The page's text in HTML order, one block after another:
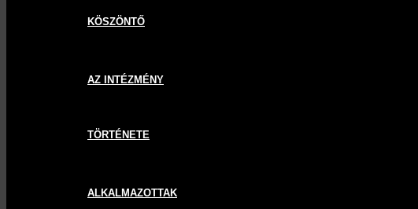
KÖSZÖNTŐ
AZ INTÉZMÉNY
TÖRTÉNETE
ALKALMAZOTTAK